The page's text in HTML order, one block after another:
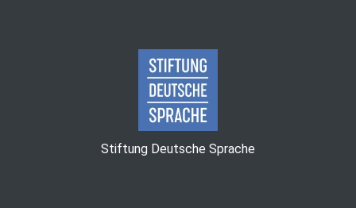
Stiftung Deutsche Sprache